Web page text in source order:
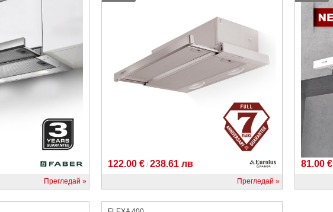
Прегледай
122.00 €/ 238.61 лв
Прегледай
81.00 €